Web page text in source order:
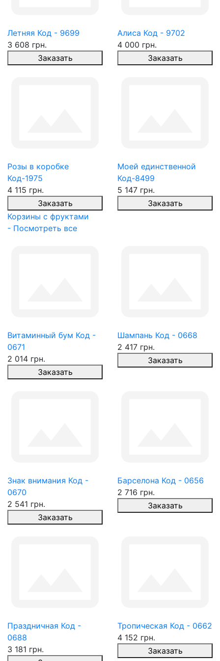
Летняя Код - 9699
3 608 грн.
Заказать
Алиса Код - 9702
4 000 грн.
Заказать
Розы в коробке
Код-1975
4 115 грн.
Заказать
Моей единственной
Код-8499
5 147 грн.
Заказать
Корзины с фруктами
- Посмотреть все
Витаминный бум Код -
0671
2 014 грн.
Заказать
Шампань Код - 0668
2 417 грн.
Заказать
Знак внимания Код -
0670
2 541 грн.
Заказать
Барселона Код - 0656
2 716 грн.
Заказать
Праздничная Код -
0688
3 181 грн.
Тропическая Код - 0662
4 152 грн.
Заказать